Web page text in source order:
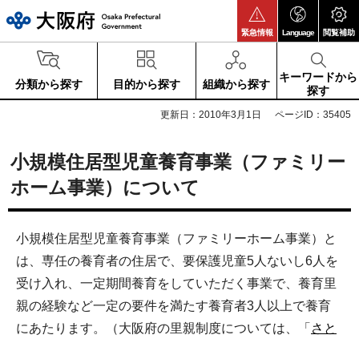
緊急情報 Language 閲覧補助
分類から探す 目的から探す 組織から探す
キーワードから
探す
更新日：2010年3月1日 ページID：35405
小規模住居型児童養育事業（ファミリー
ホーム事業）について
小規模住居型児童養育事業（ファミリーホーム事業）と
は、専任の養育者の住居で、要保護児童5人ないし6人を
受け入れ、一定期間養育をしていただく事業で、養育里
親の経験など一定の要件を満たす養育者3人以上で養育
にあたります。（大阪府の里親制度については、「 さと